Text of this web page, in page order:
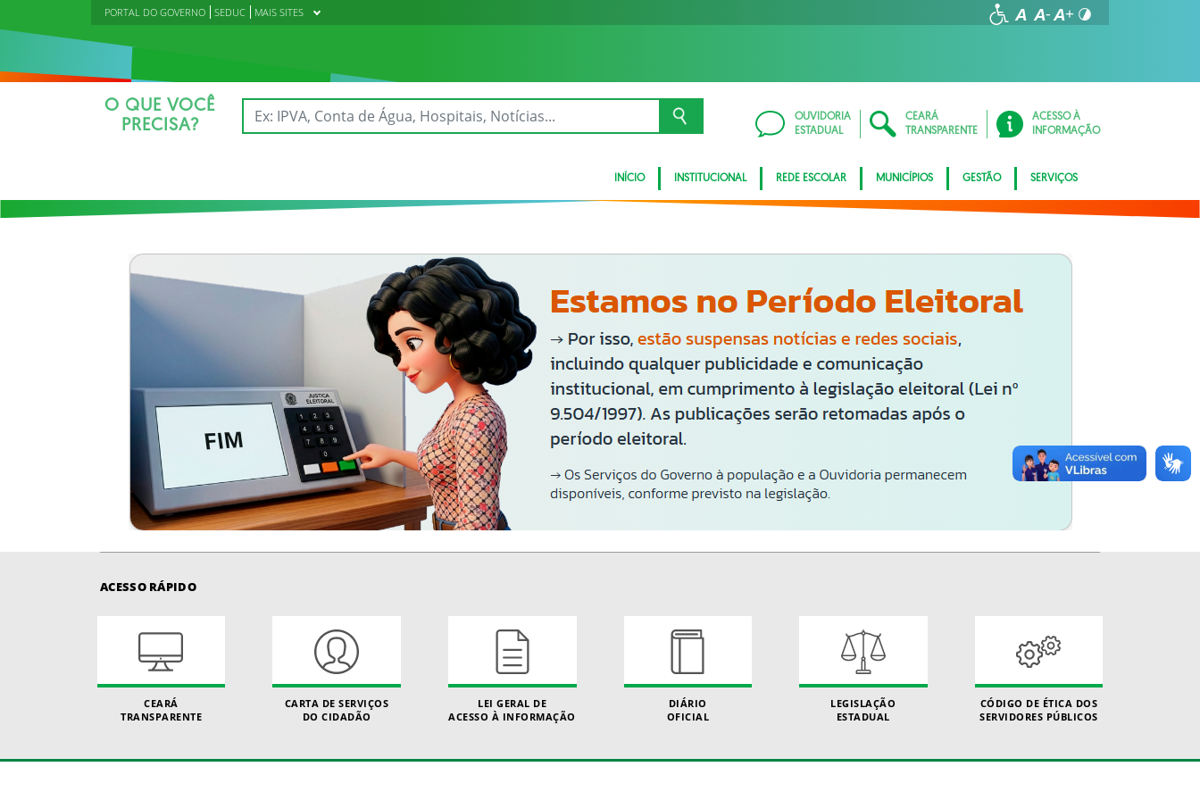
PORTAL DO GOVERNO SEDUC MAIS SITES
O QUE VOCÊ
PRECISA?
OUVIDORIA
ESTADUAL
CEARÁ
TRANSPARENTE
ACESSO À
INFORMAÇÃO
INÍCIO INSTITUCIONAL REDE ESCOLAR MUNICÍPIOS GESTÃO SERVIÇOS
ACESSO RÁPIDO
CEARÁ
TRANSPARENTE
CARTA DE SERVIÇOS
DO CIDADÃO
LEI GERAL DE
ACESSO À INFORMAÇÃO
DIÁRIO
OFICIAL
LEGISLAÇÃO
ESTADUAL
CÓDIGO DE ÉTICA DOS
SERVIDORES PÚBLICOS